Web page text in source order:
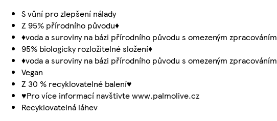
S vůní pro zlepšení nálady
Z 95% přírodního původu♦
♦voda a suroviny na bázi přírodního původu s omezeným zpracováním
95% biologicky rozložitelné složení♦
♦voda a suroviny na bázi přírodního původu s omezeným zpracováním
Vegan
Z 30 % recyklovatelné balení♥
♥Pro více informací navštivte www.palmolive.cz
Recyklovatelná láhev